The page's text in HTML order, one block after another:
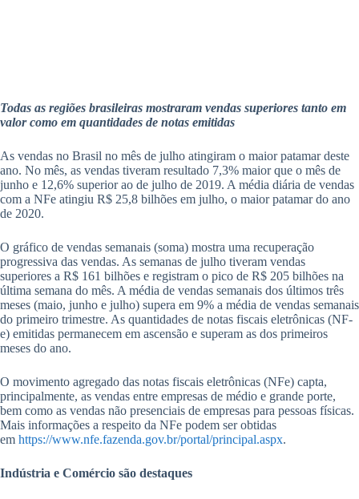
Todas as regiões brasileiras mostraram vendas superiores tanto em
valor como em quantidades de notas emitidas
As vendas no Brasil no mês de julho atingiram o maior patamar deste
ano. No mês, as vendas tiveram resultado 7,3% maior que o mês de
junho e 12,6% superior ao de julho de 2019. A média diária de vendas
com a NFe atingiu R$ 25,8 bilhões em julho, o maior patamar do ano
de 2020.
O gráfico de vendas semanais (soma) mostra uma recuperação
progressiva das vendas. As semanas de julho tiveram vendas
superiores a R$ 161 bilhões e registram o pico de R$ 205 bilhões na
última semana do mês. A média de vendas semanais dos últimos três
meses (maio, junho e julho) supera em 9% a média de vendas semanais
do primeiro trimestre. As quantidades de notas fiscais eletrônicas (NF-
e) emitidas permanecem em ascensão e superam as dos primeiros
meses do ano.
O movimento agregado das notas fiscais eletrônicas (NFe) capta,
principalmente, as vendas entre empresas de médio e grande porte,
bem como as vendas não presenciais de empresas para pessoas físicas.
Mais informações a respeito da NFe podem ser obtidas
em https://www.nfe.fazenda.gov.br/portal/principal.aspx.
Indústria e Comércio são destaques